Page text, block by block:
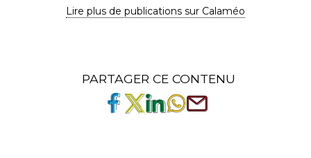
Lire plus de publications sur Calaméo
PARTAGER CE CONTENU